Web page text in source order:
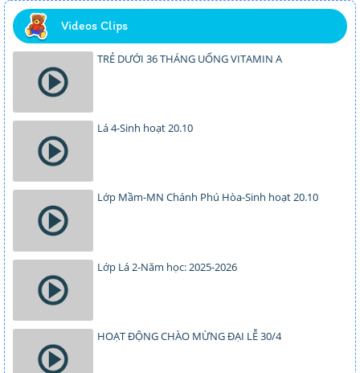
Videos Clips
TRẺ DƯỚI 36 THÁNG UỐNG VITAMIN A
Lá 4-Sinh hoạt 20.10
Lớp Mầm-MN Chánh Phú Hòa-Sinh hoạt 20.10
Lớp Lá 2-Năm học: 2025-2026
HOẠT ĐỘNG CHÀO MỪNG ĐẠI LỄ 30/4